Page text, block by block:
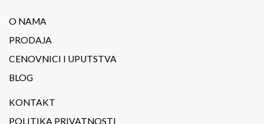
O NAMA
PRODAJA
CENOVNICI I UPUTSTVA
BLOG
KONTAKT
POLITIKA PRIVATNOSTI